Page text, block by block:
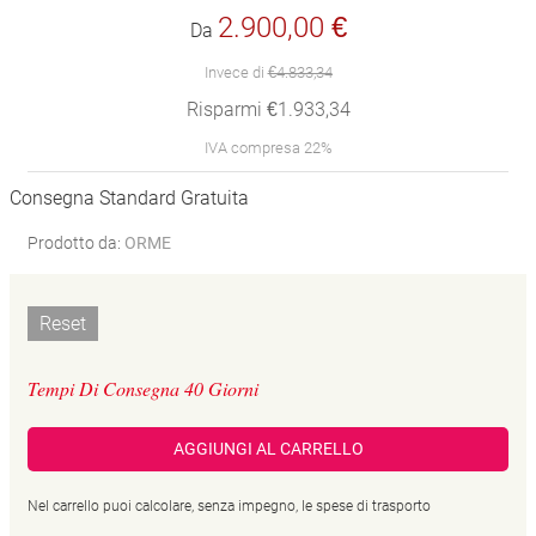
Da 2.900,00 €
Invece di€4.833,34
Risparmi €1.933,34
IVA compresa 22%
Consegna Standard Gratuita
Prodotto da: ORME
Reset
Tempi Di Consegna 40 Giorni
AGGIUNGI AL CARRELLO
Nel carrello puoi calcolare, senza impegno, le spese di trasporto